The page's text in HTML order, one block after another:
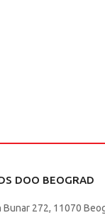
DOO BEOGRAD
Bunar 272, 11070